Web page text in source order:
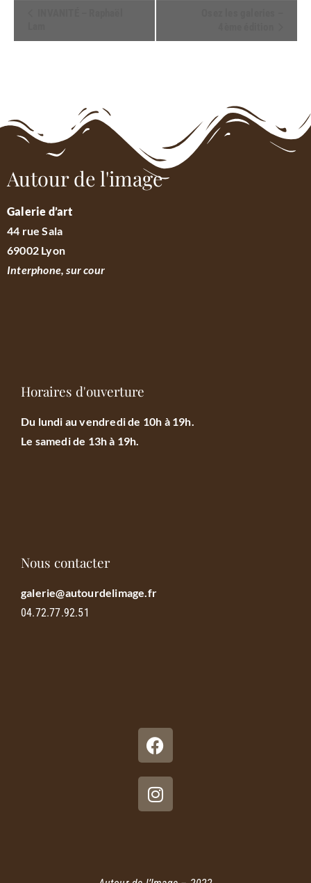
Évènement
Autour de l'image
Galerie d’art
44 rue Sala
69002 Lyon
Interphone, sur cour
Horaires d'ouverture
Du lundi au vendredi de 10h à 19h.
Le samedi de 13h à 19h.
Nous contacter
galerie@autourdelimage.fr
04.72.77.92.51